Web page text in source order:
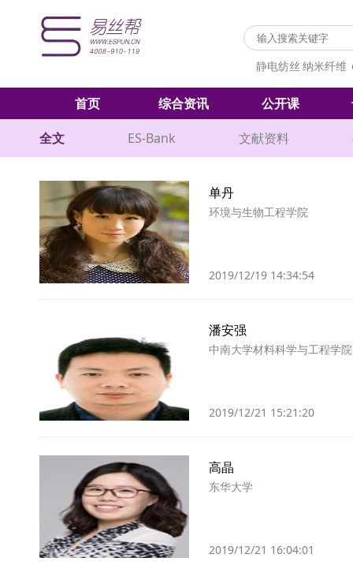
静电纺丝 纳米纤维
首页 综合资讯 公开课
全文
ES-Bank 文献资料
单丹
环境与生物工程学院
2019/12/19 14:34:54
潘安强
中南大学材料科学与工程学院
2019/12/21 15:21:20
高晶
东华大学
2019/12/21 16:04:01